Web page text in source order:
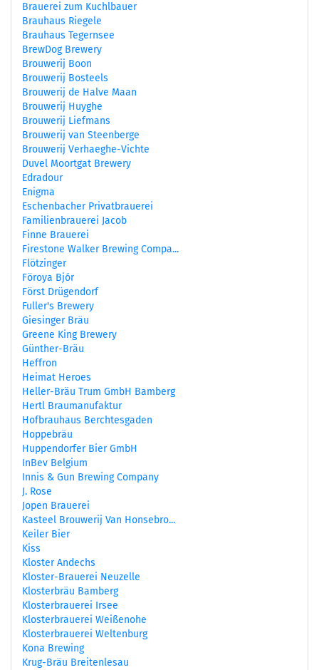
Brauerei zum Kuchlbauer
Brauhaus Riegele
Brauhaus Tegernsee
BrewDog Brewery
Brouwerij Boon
Brouwerij Bosteels
Brouwerij de Halve Maan
Brouwerij Huyghe
Brouwerij Liefmans
Brouwerij van Steenberge
Brouwerij Verhaeghe-Vichte
Duvel Moortgat Brewery
Edradour
Enigma
Eschenbacher Privatbrauerei
Familienbrauerei Jacob
Finne Brauerei
Firestone Walker Brewing Compa...
Flötzinger
Föroya Bjór
Först Drügendorf
Fuller's Brewery
Giesinger Bräu
Greene King Brewery
Günther-Bräu
Heffron
Heimat Heroes
Heller-Bräu Trum GmbH Bamberg
Hertl Braumanufaktur
Hofbrauhaus Berchtesgaden
Hoppebräu
Huppendorfer Bier GmbH
InBev Belgium
Innis & Gun Brewing Company
J. Rose
Jopen Brauerei
Kasteel Brouwerij Van Honsebro...
Keiler Bier
Kiss
Kloster Andechs
Kloster-Brauerei Neuzelle
Klosterbräu Bamberg
Klosterbrauerei Irsee
Klosterbrauerei Weißenohe
Klosterbrauerei Weltenburg
Kona Brewing
Krug-Bräu Breitenlesau